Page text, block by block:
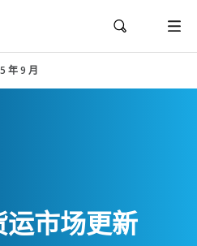
年 9 月
市场更新